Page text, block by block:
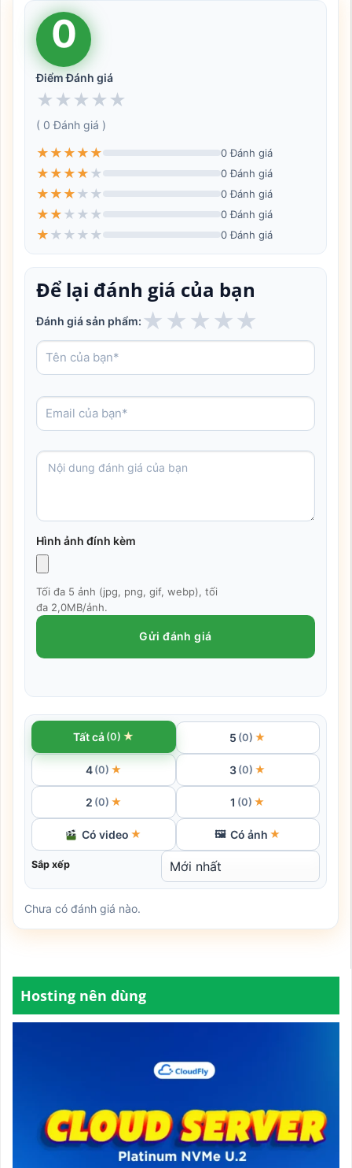
0
Điểm Đánh giá
★ ★ ★ ★ ★
( 0 Đánh giá )
★ ★ ★ ★ ★ 0 Đánh giá
★ ★ ★ ★ ★ 0 Đánh giá
★ ★ ★ ★ ★ 0 Đánh giá
★ ★ ★ ★ ★ 0 Đánh giá
★ ★ ★ ★ ★ 0 Đánh giá
Để lại đánh giá của bạn
Đánh giá sản phẩm: ★ ★ ★ ★★
Hình ảnh đính kèm
Tối đa 5 ảnh (jpg, png, gif, webp), tối
đa 2,0MB/ảnh.
Gửi đánh giá
Tất cả (0) ★ 5 (0) ★
4 (0) ★ 3 (0) ★
2 (0) ★ 1 (0) ★
Có video ★ 🖼 Có ảnh ★
Sắp xếp
Chưa có đánh giá nào.
Hosting nên dùng